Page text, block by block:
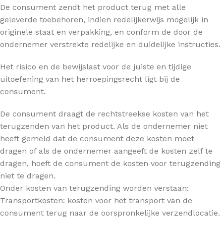
De consument zendt het product terug met alle
geleverde toebehoren, indien redelijkerwijs mogelijk in
originele staat en verpakking, en conform de door de
ondernemer verstrekte redelijke en duidelijke instructies.
Het risico en de bewijslast voor de juiste en tijdige
uitoefening van het herroepingsrecht ligt bij de
consument.
De consument draagt de rechtstreekse kosten van het
terugzenden van het product. Als de ondernemer niet
heeft gemeld dat de consument deze kosten moet
dragen of als de ondernemer aangeeft de kosten zelf te
dragen, hoeft de consument de kosten voor terugzending
niet te dragen.
Onder kosten van terugzending worden verstaan:
Transportkosten: kosten voor het transport van de
consument terug naar de oorspronkelijke verzendlocatie.